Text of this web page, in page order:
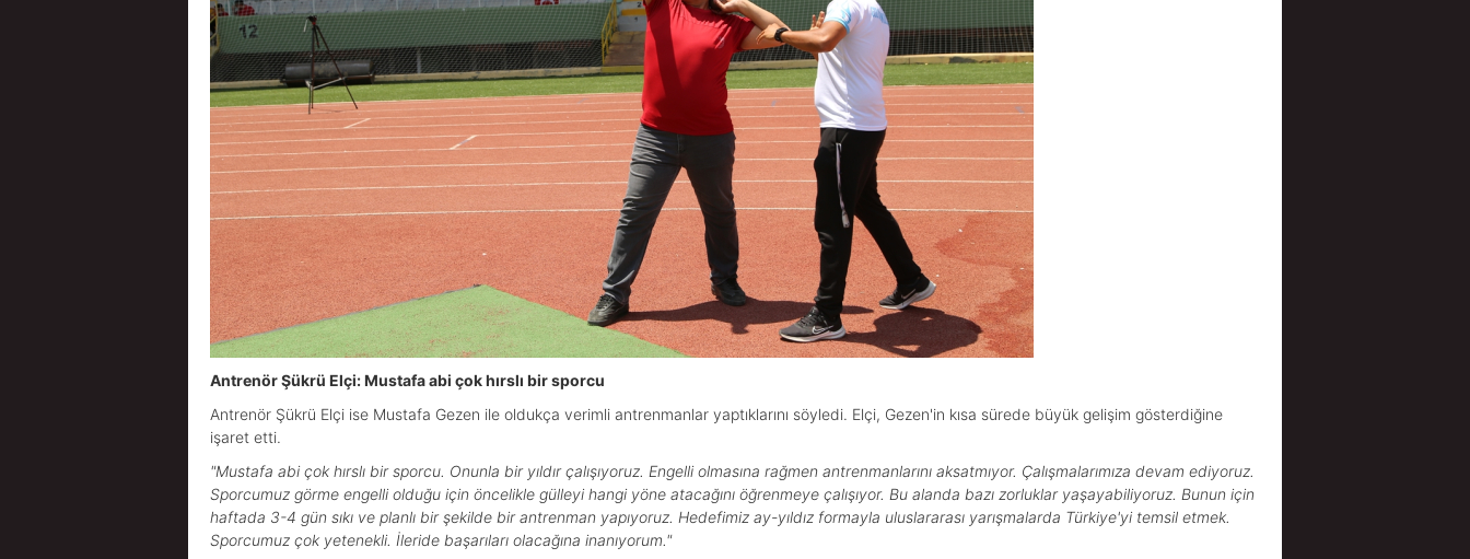
Antrenör Şükrü Elçi: Mustafa abi çok hırslı bir sporcu
Antrenör Şükrü Elçi ise Mustafa Gezen ile oldukça verimli antrenmanlar yaptıklarını söyledi. Elçi, Gezen'in kısa sürede büyük gelişim gösterdiğine
işaret etti.
"Mustafa abi çok hırslı bir sporcu. Onunla bir yıldır çalışıyoruz. Engelli olmasına rağmen antrenmanlarını aksatmıyor. Çalışmalarımıza devam ediyoruz.
Sporcumuz görme engelli olduğu için öncelikle gülleyi hangi yöne atacağını öğrenmeye çalışıyor. Bu alanda bazı zorluklar yaşayabiliyoruz. Bunun için
haftada 3-4 gün sıkı ve planlı bir şekilde bir antrenman yapıyoruz. Hedefimiz ay-yıldız formayla uluslararası yarışmalarda Türkiye'yi temsil etmek.
Sporcumuz çok yetenekli. İleride başarıları olacağına inanıyorum."